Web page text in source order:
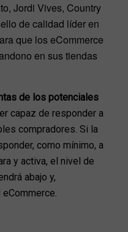
Jordi Vives, Country
de calidad líder en
que los eCommerce
en sus tiendas
de los potenciales
capaz de responder a
compradores. Si la
como mínimo, a
y activa, el nivel de
abajo y,